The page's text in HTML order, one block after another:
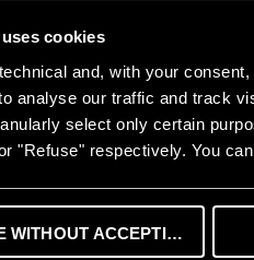
cookies
and, with your
analyse our traffic and track
select only certain
"Refuse" respectively. You
WITHOUT ACCEPTING
nhiêu ?
2 loại phổ biến hiện nay